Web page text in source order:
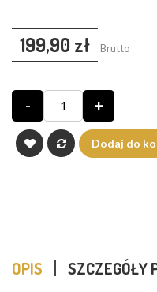
199,90 zł Brutto
- +
Dodaj do
OPIS
SZCZEGÓŁY